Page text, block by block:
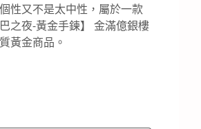
性又不是太中性，屬於一款
之夜-黃金手鍊】 金滿億銀樓
黃金商品。